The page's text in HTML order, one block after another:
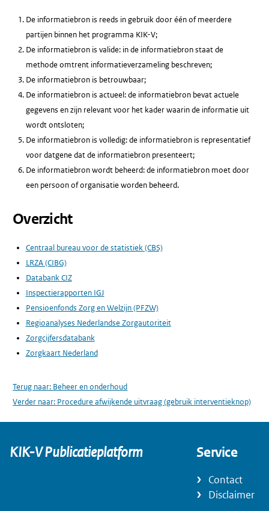
De informatiebron is reeds in gebruik door één of meerdere
partijen binnen het programma KIK-V;
De informatiebron is valide: in de informatiebron staat de
methode omtrent informatieverzameling beschreven;
De informatiebron is betrouwbaar;
De informatiebron is actueel: de informatiebron bevat actuele
gegevens en zijn relevant voor het kader waarin de informatie uit
wordt ontsloten;
De informatiebron is volledig: de informatiebron is representatief
voor datgene dat de informatiebron presenteert;
De informatiebron wordt beheerd: de informatiebron moet door
een persoon of organisatie worden beheerd.
Overzicht
Centraal bureau voor de statistiek (CBS)
LRZA (CIBG)
Databank CIZ
Inspectierapporten IGJ
Pensioenfonds Zorg en Welzijn (PFZW)
Regioanalyses Nederlandse Zorgautoriteit
Zorgcijfersdatabank
Zorgkaart Nederland
Terug naar: Beheer en onderhoud
Verder naar: Procedure afwijkende uitvraag (gebruik interventieknop)
KIK-V Publicatieplatform Service
Contact
Disclaimer